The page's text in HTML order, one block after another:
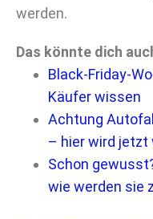
werden.
Das könnte dich
Black-Friday-
Käufer wissen
Achtung
– hier wird
Schon
wie werden sie